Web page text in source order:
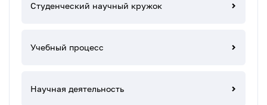
Студенческий научный кружок
Учебный процесс
Научная деятельность